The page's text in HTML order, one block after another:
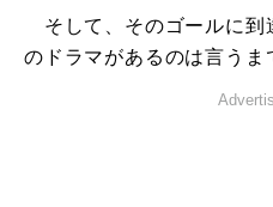
そして、そのゴールに到
のドラマがあるのは言うま